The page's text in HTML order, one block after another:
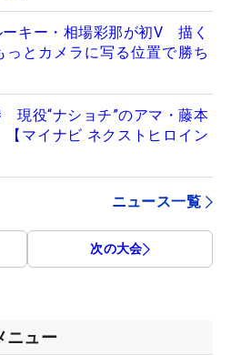
キー・相場彩那が初V 描く
っとカメラに写る位置で勝ち
現役“ナショチ”のアマ・藤本
マイナビ ネクストヒロイン
ニュース一覧
次の大会
ニュー